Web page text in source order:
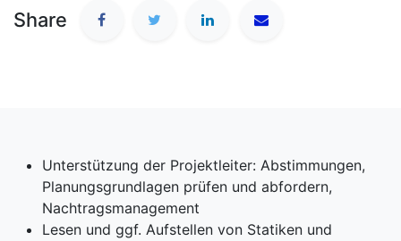
Share
Unterstützung der Projektleiter: Abstimmungen,
Planungsgrundlagen prüfen und abfordern,
Nachtragsmanagement
Lesen und ggf. Aufstellen von Statiken und